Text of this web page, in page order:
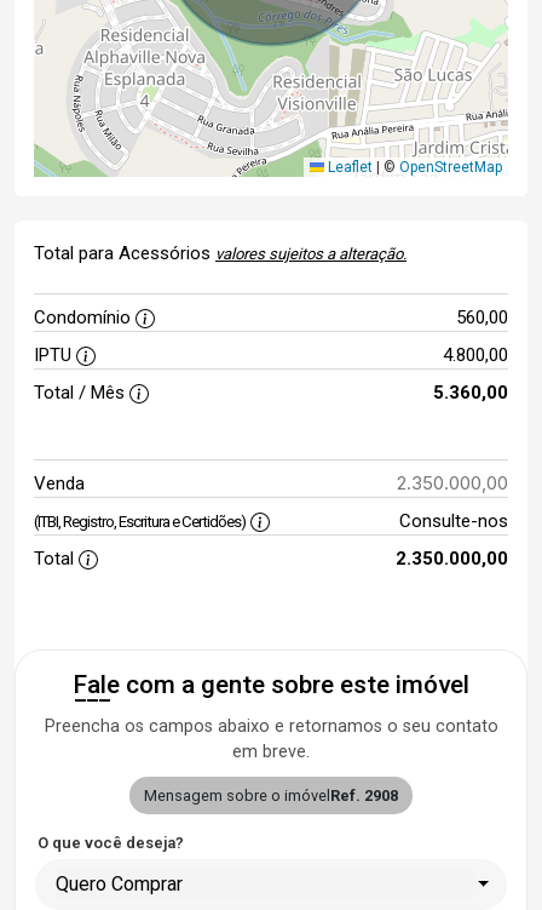
Leaflet © OpenStreetMap
Total para Acessórios valores sujeitos a alteração.
Condomínio
560,00
IPTU
4.800,00
Total / Mês
5.360,00
Venda 2.350.000,00
(ITBI, Registro, Escritura e Certidões)
Consulte-nos
Total
2.350.000,00
Fale com a gente sobre este imóvel
Preencha os campos abaixo e retornamos o seu contato
em breve.
Mensagem sobre o imóvel Ref. 2908
O que você deseja?
Quero Comprar